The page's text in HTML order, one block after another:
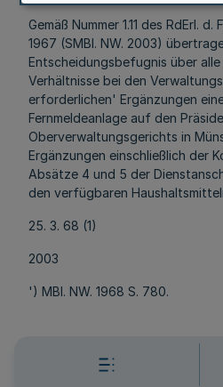
Gemäß Nummer 1.11 des RdErl.
1967 (SMBl. NW. 2003)
Entscheidungsbefugnis über
Verhältnisse bei den
erforderlichen' Ergänzungen
Fernmeldeanlage auf den
Oberverwaltungsgerichts in
Ergänzungen einschließlich der
Absätze 4 und 5 der
den verfügbaren
25. 3. 68 (1)
2003
') MBl. NW. 1968 S. 780.